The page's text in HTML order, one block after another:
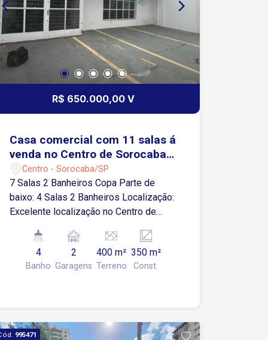
R$ 650.000,00 V
Casa comercial com 11 salas á
venda no Centro de Sorocaba -
SPCentro - Sorocaba/SP
7 Salas 2 Banheiros Copa Parte de
baixo: 4 Salas 2 Banheiros Localização:
Excelente localização no Centro de
restaurantes, academias e serviços em
4
Banho
2
Garagens
400 m²
Terreno
350 m²
Const.
995471